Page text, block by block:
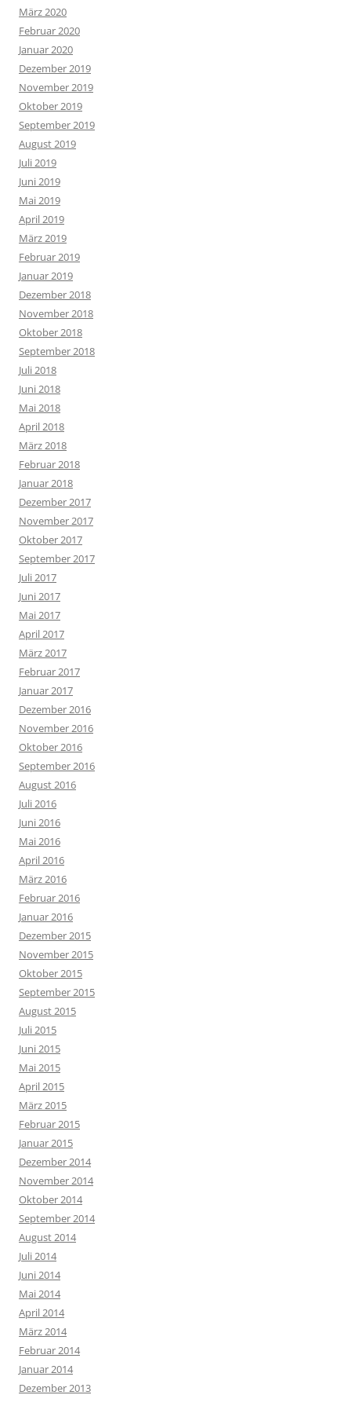
März 2020
Februar 2020
Januar 2020
Dezember 2019
November 2019
Oktober 2019
September 2019
August 2019
Juli 2019
Juni 2019
Mai 2019
April 2019
März 2019
Februar 2019
Januar 2019
Dezember 2018
November 2018
Oktober 2018
September 2018
Juli 2018
Juni 2018
Mai 2018
April 2018
März 2018
Februar 2018
Januar 2018
Dezember 2017
November 2017
Oktober 2017
September 2017
Juli 2017
Juni 2017
Mai 2017
April 2017
März 2017
Februar 2017
Januar 2017
Dezember 2016
November 2016
Oktober 2016
September 2016
August 2016
Juli 2016
Juni 2016
Mai 2016
April 2016
März 2016
Februar 2016
Januar 2016
Dezember 2015
November 2015
Oktober 2015
September 2015
August 2015
Juli 2015
Juni 2015
Mai 2015
April 2015
März 2015
Februar 2015
Januar 2015
Dezember 2014
November 2014
Oktober 2014
September 2014
August 2014
Juli 2014
Juni 2014
Mai 2014
April 2014
März 2014
Februar 2014
Januar 2014
Dezember 2013